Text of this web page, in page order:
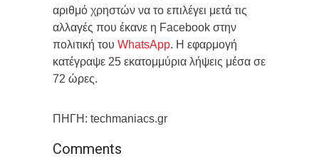
αριθμό χρηστών να το επιλέγει μετά τις
αλλαγές που έκανε η Facebook στην
πολιτική του WhatsApp. Η εφαρμογή
κατέγραψε 25 εκατομμύρια λήψεις μέσα σε
72 ώρες.
ΠΗΓΗ: techmaniacs.gr
Comments